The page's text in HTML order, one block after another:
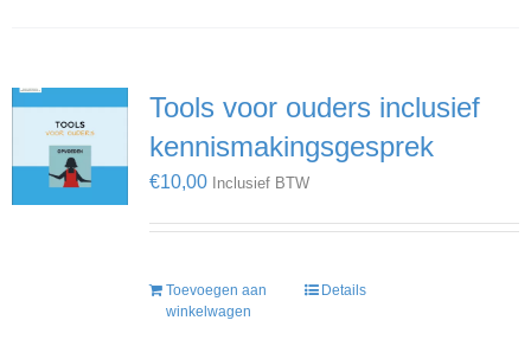
Tools voor ouders inclusief
kennismakingsgesprek
€10,00 Inclusief BTW
Toevoegen aan
winkelwagen
Details